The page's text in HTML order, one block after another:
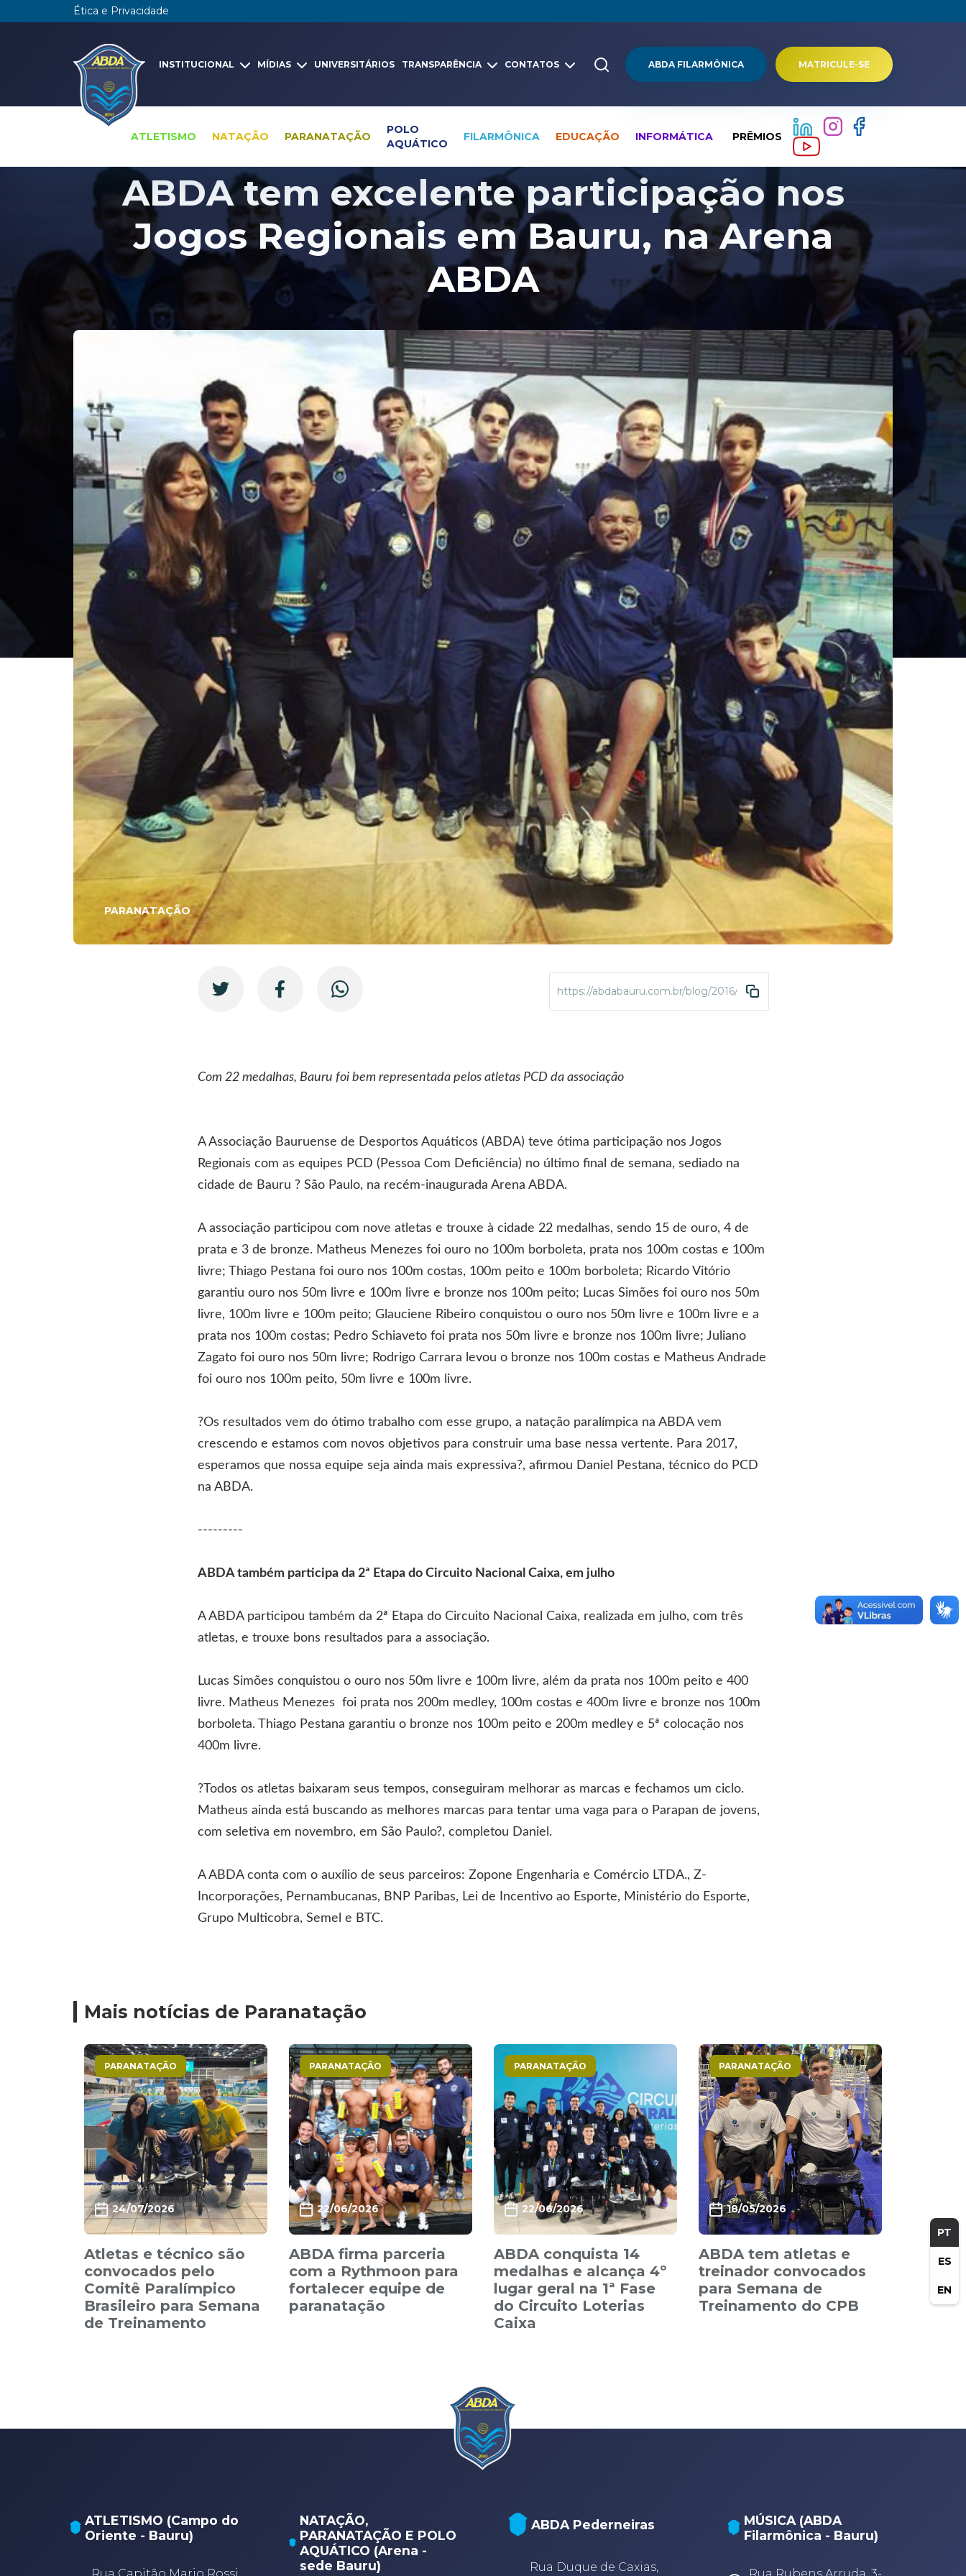
Ética e Privacidade
INSTITUCIONAL MÍDIAS UNIVERSITÁRIOS TRANSPARÊNCIA CONTATOS ABDA FILARMÔNICA MATRICULE-SE
ATLETISMO NATAÇÃO PARANATAÇÃO
POLO
AQUÁTICO
FILARMÔNICA EDUCAÇÃO INFORMÁTICA PRÊMIOS
PT
ES
EN
Pesquisa global Notícias Paranatação
ABDA tem excelente participação nos
Jogos Regionais em Bauru, na Arena
ABDA
PARANATAÇÃO
https://abdabauru.com.br/blog/2016/08/24/abda-tem-excelente-participacao-
Com 22 medalhas, Bauru foi bem representada pelos atletas PCD da associação
A Associação Bauruense de Desportos Aquáticos (ABDA) teve ótima participação nos Jogos
Regionais com as equipes PCD (Pessoa Com Deficiência) no último final de semana, sediado na
cidade de Bauru ? São Paulo, na recém-inaugurada Arena ABDA.
A associação participou com nove atletas e trouxe à cidade 22 medalhas, sendo 15 de ouro, 4 de
prata e 3 de bronze. Matheus Menezes foi ouro no 100m borboleta, prata nos 100m costas e 100m
livre; Thiago Pestana foi ouro nos 100m costas, 100m peito e 100m borboleta; Ricardo Vitório
garantiu ouro nos 50m livre e 100m livre e bronze nos 100m peito; Lucas Simões foi ouro nos 50m
livre, 100m livre e 100m peito; Glauciene Ribeiro conquistou o ouro nos 50m livre e 100m livre e a
prata nos 100m costas; Pedro Schiaveto foi prata nos 50m livre e bronze nos 100m livre; Juliano
Zagato foi ouro nos 50m livre; Rodrigo Carrara levou o bronze nos 100m costas e Matheus Andrade
foi ouro nos 100m peito, 50m livre e 100m livre.
?Os resultados vem do ótimo trabalho com esse grupo, a natação paralímpica na ABDA vem
crescendo e estamos com novos objetivos para construir uma base nessa vertente. Para 2017,
esperamos que nossa equipe seja ainda mais expressiva?, afirmou Daniel Pestana, técnico do PCD
na ABDA.
---------
ABDA também participa da 2ª Etapa do Circuito Nacional Caixa, em julho
A ABDA participou também da 2ª Etapa do Circuito Nacional Caixa, realizada em julho, com três
atletas, e trouxe bons resultados para a associação.
Lucas Simões conquistou o ouro nos 50m livre e 100m livre, além da prata nos 100m peito e 400
livre. Matheus Menezes foi prata nos 200m medley, 100m costas e 400m livre e bronze nos 100m
borboleta. Thiago Pestana garantiu o bronze nos 100m peito e 200m medley e 5ª colocação nos
400m livre.
?Todos os atletas baixaram seus tempos, conseguiram melhorar as marcas e fechamos um ciclo.
Matheus ainda está buscando as melhores marcas para tentar uma vaga para o Parapan de jovens,
com seletiva em novembro, em São Paulo?, completou Daniel.
A ABDA conta com o auxílio de seus parceiros: Zopone Engenharia e Comércio LTDA., Z-
Incorporações, Pernambucanas, BNP Paribas, Lei de Incentivo ao Esporte, Ministério do Esporte,
Grupo Multicobra, Semel e BTC.
Mais notícias de Paranatação
PARANATAÇÃO
24/07/2026
Atletas e técnico são
convocados pelo
Comitê Paralímpico
Brasileiro para Semana
de Treinamento
PARANATAÇÃO
22/06/2026
ABDA firma parceria
com a Rythmoon para
fortalecer equipe de
paranatação
PARANATAÇÃO
22/06/2026
ABDA conquista 14
medalhas e alcança 4º
lugar geral na 1ª Fase
do Circuito Loterias
Caixa
PARANATAÇÃO
18/05/2026
ABDA tem atletas e
treinador convocados
para Semana de
Treinamento do CPB
ATLETISMO (Campo do
Oriente - Bauru)
Rua Capitão Mario Rossi
NATAÇÃO,
PARANATAÇÃO E POLO
AQUÁTICO (Arena -
sede Bauru)
ABDA Pederneiras
Rua Duque de Caxias,
MÚSICA (ABDA
Filarmônica - Bauru)
Rua Rubens Arruda, 3-